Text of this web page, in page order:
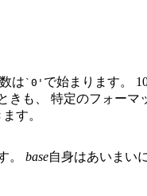
は `0' で始まります。
も、 特定のフォー
す。
。 base自身はあいまい